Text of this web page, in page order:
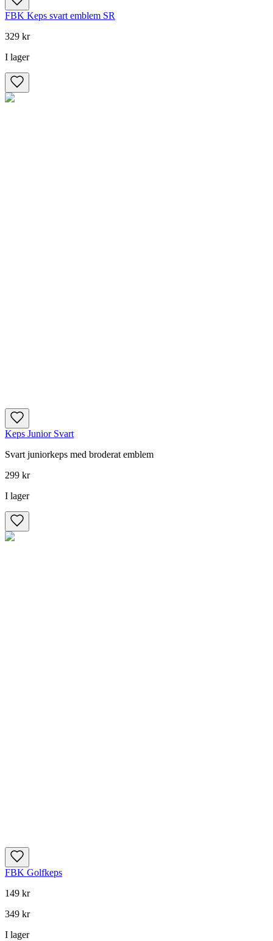
FBK Keps svart emblem SR
329 kr
I lager
Keps Junior Svart
Svart juniorkeps med broderat emblem
299 kr
I lager
FBK Golfkeps
149 kr
349 kr
I lager